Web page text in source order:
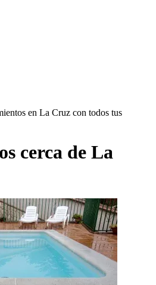
en La Cruz con todos tus
cerca de La